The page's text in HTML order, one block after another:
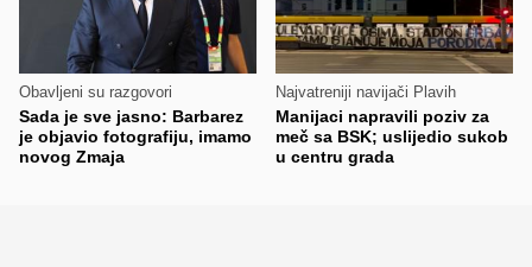
Obavljeni su razgovori
Sada je sve jasno: Barbarez
je objavio fotografiju, imamo
novog Zmaja
Najvatreniji navijači Plavih
Manijaci napravili poziv za
meč sa BSK; uslijedio sukob
u centru grada